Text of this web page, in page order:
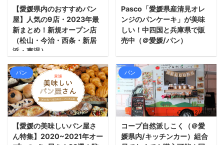
【愛媛県内のおすすめパン
屋】人気の9店・2023年最
新まとめ！新規オープン店
（松山・今治・西条・新居
浜・東温）
Pasco「愛媛県産清見オレ
ンジのパンケーキ」が美味
しい！中四国と兵庫県で販
売中（＠愛媛/パン）
パン
2022/5/16
【愛媛の美味しいパン屋さ
ん特集】2020~2021年オー
パン
2022/4/19
コープ自然派しこく（＠愛
媛県内/キッチンカー）組合